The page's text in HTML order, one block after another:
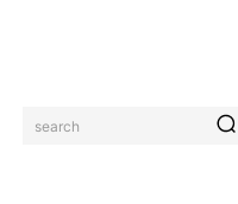
search